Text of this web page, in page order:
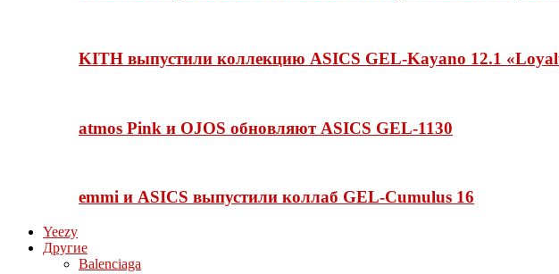
KITH выпустили коллекцию ASICS GEL-Kayano 12.1
atmos Pink и OJOS обновляют ASICS GEL-1130
emmi и ASICS выпустили коллаб GEL-Cumulus 16
Yeezy
Другие
Balenciaga